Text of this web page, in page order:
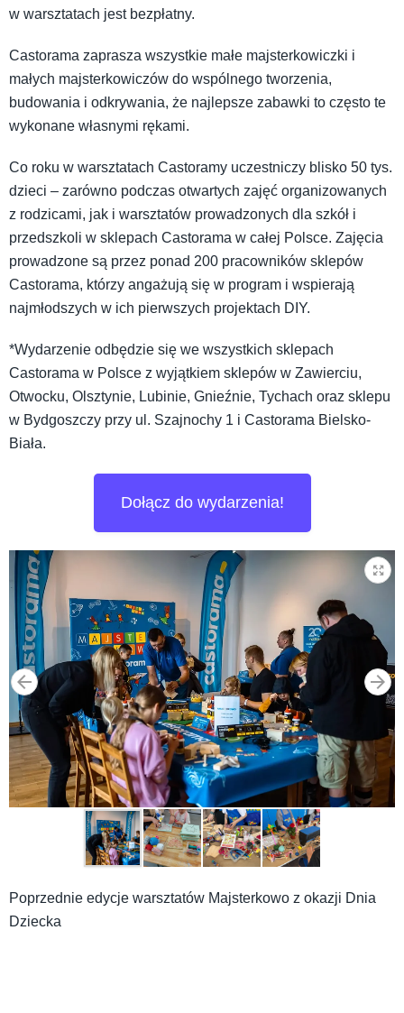
w warsztatach jest bezpłatny.
Castorama zaprasza wszystkie małe majsterkowiczki i
małych majsterkowiczów do wspólnego tworzenia,
budowania i odkrywania, że najlepsze zabawki to często te
wykonane własnymi rękami.
Co roku w warsztatach Castoramy uczestniczy blisko 50 tys.
dzieci – zarówno podczas otwartych zajęć organizowanych
z rodzicami, jak i warsztatów prowadzonych dla szkół i
przedszkoli w sklepach Castorama w całej Polsce. Zajęcia
prowadzone są przez ponad 200 pracowników sklepów
Castorama, którzy angażują się w program i wspierają
najmłodszych w ich pierwszych projektach DIY.
*Wydarzenie odbędzie się we wszystkich sklepach
Castorama w Polsce z wyjątkiem sklepów w Zawierciu,
Otwocku, Olsztynie, Lubinie, Gnieźnie, Tychach oraz sklepu
w Bydgoszczy przy ul. Szajnochy 1 i Castorama Bielsko-
Biała.
Dołącz do wydarzenia!
Poprzednie edycje warsztatów Majsterkowo z okazji Dnia
Dziecka